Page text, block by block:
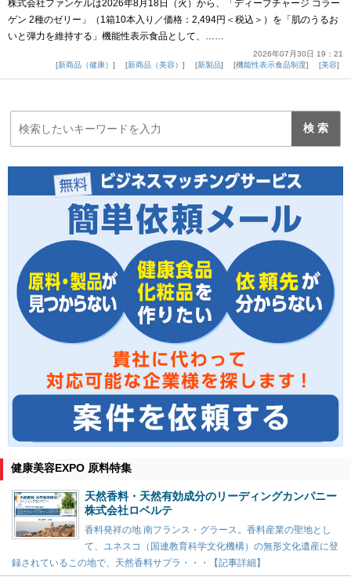
株式会社ファンケルは2026年8月18日（火）から、「ディープチャージ コラー
ゲン 2種のゼリー」（1箱10本入り／価格：2,494円＜税込＞）を「肌のうるお
いと弾力を維持する」機能性表示食品として、……
2026年07月30日 19：21
新商品（健康）
新商品（美容） 新製品 機能性表示食品制度 美容
健康美容EXPO 原料特集
天然香料・天然有効成分のリーディングカンパニー
株式会社ロベルテ
香料発祥の地 南フランス・グラース。香料産業の聖地とし
て、ユネスコ（国連教育科学文化機構）の無形文化遺産に登
録されているこの地で、天然香料サプラ・・・【記事詳細】